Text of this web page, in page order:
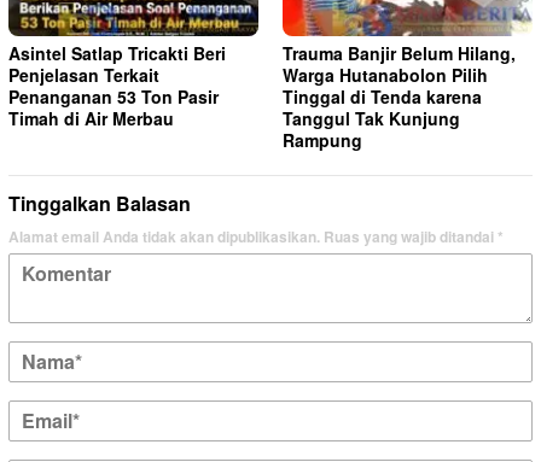
Asintel Satlap Tricakti Beri
Penjelasan Terkait
Penanganan 53 Ton Pasir
Timah di Air Merbau
Trauma Banjir Belum Hilang,
Warga Hutanabolon Pilih
Tinggal di Tenda karena
Tanggul Tak Kunjung
Rampung
Tinggalkan Balasan
Alamat email Anda tidak akan dipublikasikan. Ruas yang wajib ditandai*